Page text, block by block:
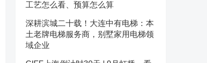
工艺怎么看、预算怎么算
深耕滨城二十载！大连中有电梯：本
土老牌电梯服务商，别墅家用电梯领
域企业